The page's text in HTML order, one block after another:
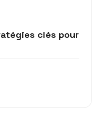
clés pour